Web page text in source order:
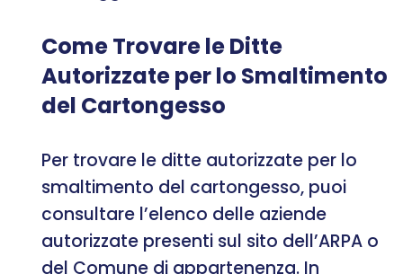
Come Trovare le Ditte
Autorizzate per lo Smaltimento
del Cartongesso
Per trovare le ditte autorizzate per lo
smaltimento del cartongesso, puoi
consultare l’elenco delle aziende
autorizzate presenti sul sito dell’ARPA o
del Comune di appartenenza. In